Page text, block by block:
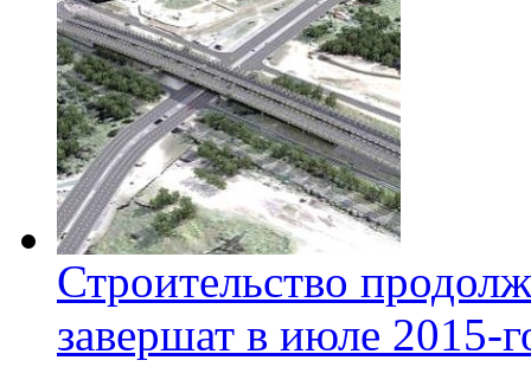
Строительство
завершат в июле 2015-